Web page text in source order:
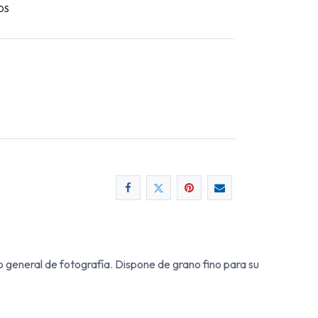
general de fotografía. Dispone de grano fino para su